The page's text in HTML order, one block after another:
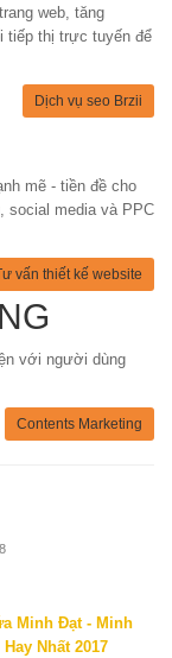
web, tăng
tiếp thị trực tuyến để
Dịch vụ seo Brzii
mẽ - tiền đề cho
social media và PPC
vấn thiết kế website
với người dùng
Contents Marketing
Minh Đạt - Minh
Nhất 2017